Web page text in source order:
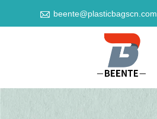
 beente@plasticbagscn.com